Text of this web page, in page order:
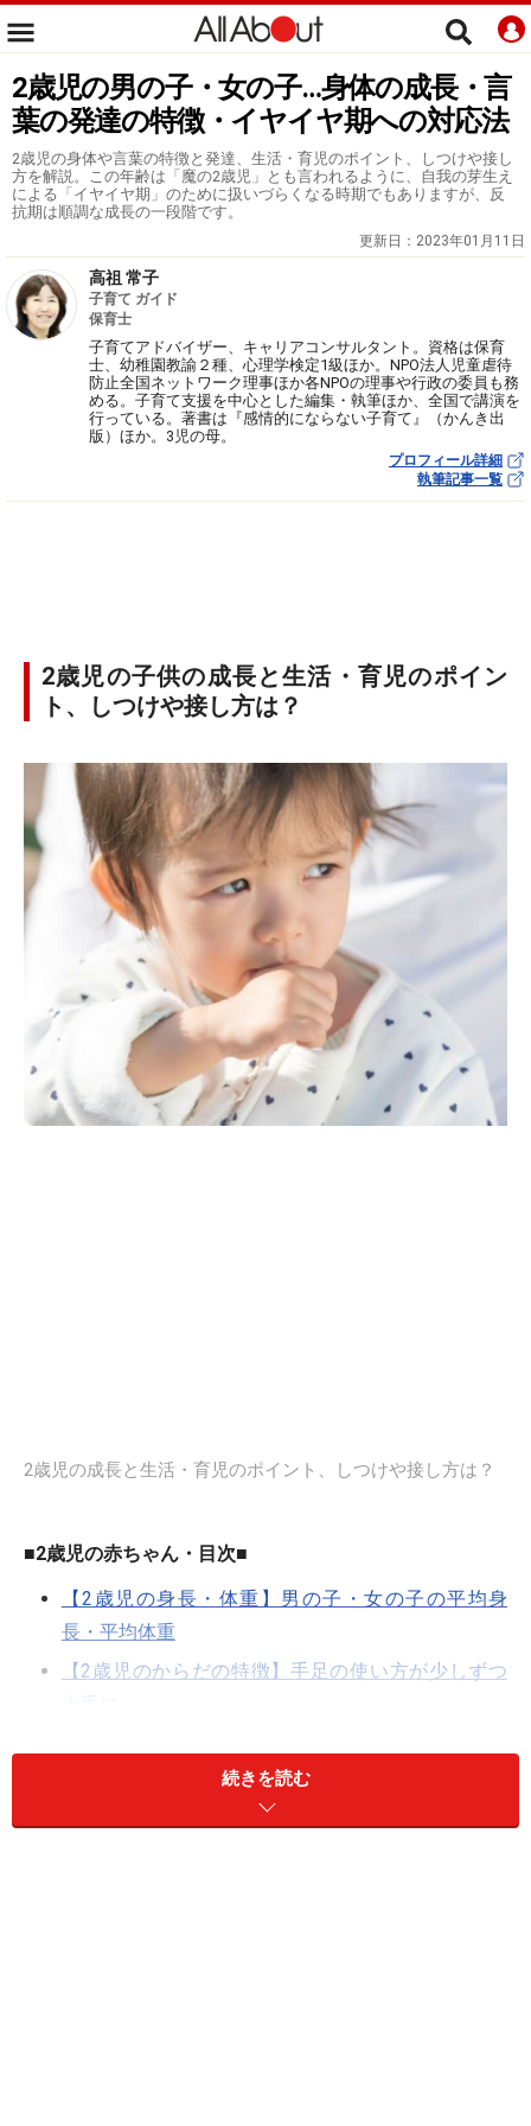
2歳児の男の子・女の子…身体の成長・言
葉の発達の特徴・イヤイヤ期への対応法
2歳児の身体や言葉の特徴と発達、生活・育児のポイント、しつけや接し
方を解説。この年齢は「魔の2歳児」とも言われるように、自我の芽生え
による「イヤイヤ期」のために扱いづらくなる時期でもありますが、反
抗期は順調な成長の一段階です。
更新日： 2023年01月11日
高祖 常子
子育て ガイド
保育士
子育てアドバイザー、キャリアコンサルタント。資格は保育
士、幼稚園教諭２種、心理学検定1級ほか。NPO法人児童虐待
防止全国ネットワーク理事ほか各NPOの理事や行政の委員も務
める。子育て支援を中心とした編集・執筆ほか、全国で講演を
行っている。著書は『感情的にならない子育て』（かんき出
版）ほか。3児の母。
プロフィール詳細
執筆記事一覧
2歳児の子供の成長と生活・育児のポイン
ト、しつけや接し方は？
2歳児の成長と生活・育児のポイント、しつけや接し方は？
■2歳児の赤ちゃん・目次■
【2歳児の身長・体重】男の子・女の子の平均身
長・平均体重
【2歳児のからだの特徴】手足の使い方が少しずつ
自己主張するように
【2歳児の生活習慣】排泄を教えたらトイレトレー
続きを読む